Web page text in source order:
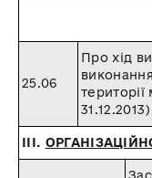
25.06
Про хід
31.12.2013)
ІІІ.